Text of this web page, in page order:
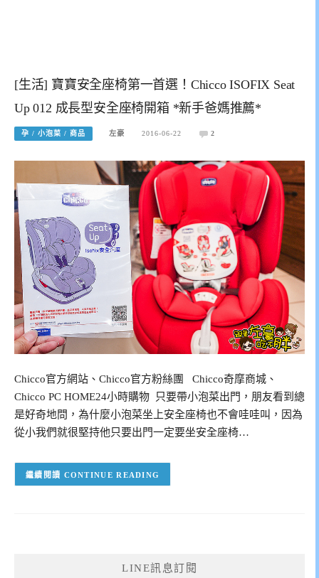
[生活] 寶寶安全座椅第一首選！Chicco ISOFIX Seat
Up 012 成長型安全座椅開箱 *新手爸媽推薦*
孕 / 小泡菜 / 商品 左豪 2016-06-22 2
Chicco官方網站、Chicco官方粉絲團 Chicco奇摩商城、
Chicco PC HOME24小時購物 只要帶小泡菜出門，朋友看到總
是好奇地問，為什麼小泡菜坐上安全座椅也不會哇哇叫，因為
從小我們就很堅持他只要出門一定要坐安全座椅…
CONTINUE READING
LINE訊息訂閱